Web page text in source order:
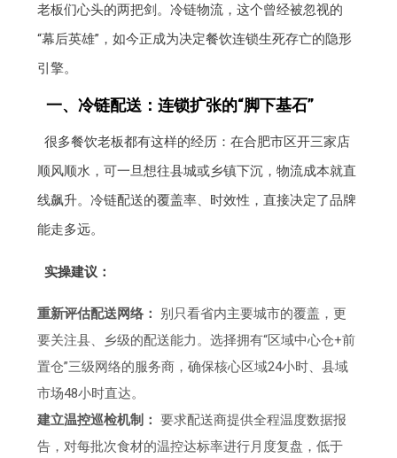
老板们心头的两把剑。冷链物流，这个曾经被忽视的
“幕后英雄”，如今正成为决定餐饮连锁生死存亡的隐形
引擎。
一、冷链配送：连锁扩张的“脚下基石”
很多餐饮老板都有这样的经历：在合肥市区开三家店
顺风顺水，可一旦想往县城或乡镇下沉，物流成本就直
线飙升。冷链配送的覆盖率、时效性，直接决定了品牌
能走多远。
实操建议：
重新评估配送网络：
别只看省内主要城市的覆盖，更
要关注县、乡级的配送能力。选择拥有“区域中心仓+前
置仓”三级网络的服务商，确保核心区域24小时、县域
市场48小时直达。
建立温控巡检机制： 要求配送商提供全程温度数据报
告，对每批次食材的温控达标率进行月度复盘，低于